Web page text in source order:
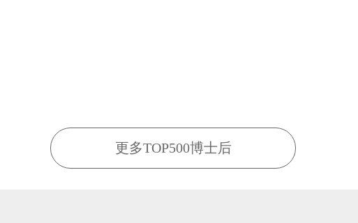
更多TOP500博士后